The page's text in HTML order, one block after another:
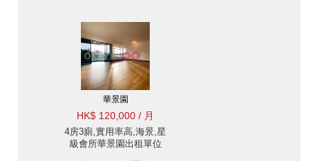
華景園
HK$ 120,000 / 月
4房3廁,實用率高,海景,星
級會所華景園出租單位